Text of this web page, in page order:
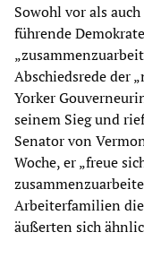
Sowohl vor als
führende
Abschiedsrede der
Yorker
seinem Sieg und
Senator von
Woche, er „freue
Arbeiterfamilien
äußerten sich